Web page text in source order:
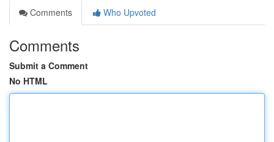
Comments
Who Upvoted
Comments
Submit a Comment
No HTML